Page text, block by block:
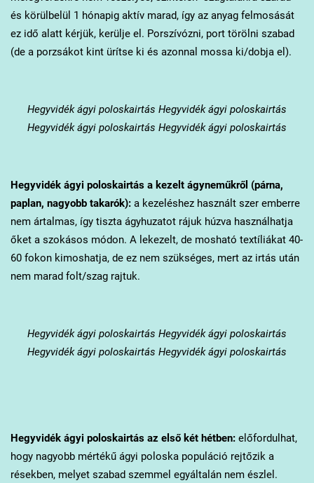
és körülbelül 1 hónapig aktív marad, így az anyag felmosását
ez idő alatt kérjük, kerülje el. Porszívózni, port törölni szabad
(de a porzsákot kint ürítse ki és azonnal mossa ki/dobja el).
Hegyvidékágyi poloskairtás Hegyvidék ágyi poloskairtás
Hegyvidék ágyi poloskairtás Hegyvidék ágyi poloskairtás
Hegyvidékágyi poloskairtás a kezelt ágyneműkről (párna,
paplan, nagyobb takarók):a kezeléshez használt szer emberre
nem ártalmas, így tiszta ágyhuzatot rájuk húzva használhatja
őket a szokásos módon. A lekezelt, de mosható textíliákat 40-
60 fokon kimoshatja, de ez nem szükséges, mert az irtás után
nem marad folt/szag rajtuk.
Hegyvidékágyi poloskairtás Hegyvidék ágyi poloskairtás
Hegyvidék ágyi poloskairtás Hegyvidék ágyi poloskairtás
Hegyvidékágyi poloskairtás az első két hétben: előfordulhat,
hogy nagyobb mértékű ágyi poloska populáció rejtőzik a
résekben, melyet szabad szemmel egyáltalán nem észlel.